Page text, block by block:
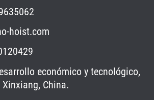
hoist.com
económico y tecnológico,
China.